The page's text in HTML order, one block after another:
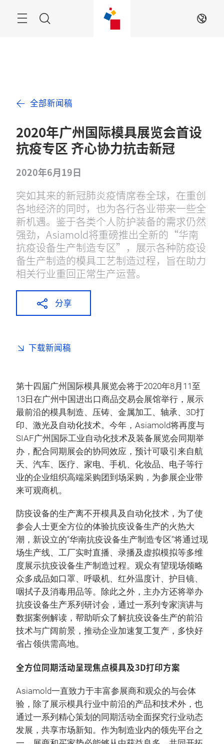
菜
ZH
全部新闻稿
2020年广州国际模具展览会首设
抗疫专区 齐心协力抗击新冠
2020年6月19日
突如其来的新冠肺炎疫情席卷全球，在重创
各地经济的同时，也为各行各业带来一些全
新机遇。鉴于各类个人防护装备的需求仍然
强劲，Asiamold将重磅推出全新的“华南
抗疫设备生产制造专区”，展示各种防疫设
备生产制造的模具工艺制造过程，旨在助力
相关行业重回正常生产运营。
分享
下载新闻稿
第十四届广州国际模具展览会将于2020年8月11至
13日在广州中国进出口商品交易会展馆举行，展示
最前沿的模具制造、压铸、金属加工、轴承、3D打
印、激光及自动化技术。今年，Asiamold将再度与
SIAF广州国际工业自动化技术及装备展览会同期举
办，配合同期展会的协同效应，预计可吸引来自航
天、汽车、医疗、家电、手机、化妆品、电子等行
业的企业组织高端采购团到场采购，为参展企业带
来可观商机。
防疫设备的生产离不开模具及自动化技术，为了使
参会人士更全方位的体验抗疫设备生产的火热大
潮，新设立的“华南抗疫设备生产制造专区”将通过现
场生产线、工厂实时直播、录播及虚拟模拟等多维
度展示抗疫设备生产制造过程。观众有望现场领略
众多成品如口罩、呼吸机、红外温度计、护目镜、
咽拭子及消毒用品等。除此之外，主办方还将举办
抗疫设备生产系列研讨会，通过一系列专家演讲与
数据案例解读，帮助听众了解抗疫设备生产的前沿
技术与广阔前景，推动企业加速复工复产，多快好
省占领供需高地。
全方位同期活动呈现焦点模具及3D打印方案
Asiamold一直致力于丰富参展商和观众的与会体
验，除了展示模具行业中前沿的产品和技术外，也
通过一系列精心策划的同期活动全面探究行业动态
发展，共享市场新知。作为制造业内的领先平台之